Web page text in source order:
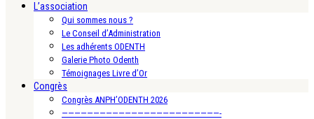
L’association
Qui sommes nous ?
Le Conseil d’Administration
Les adhérents ODENTH
Galerie Photo Odenth
Témoignages Livre d’Or
Congrès
Congrès ANPH’ODENTH 2026
—————————————————————————-